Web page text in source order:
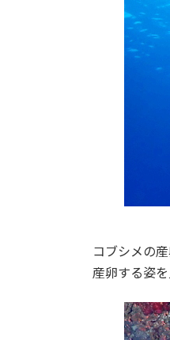
コブシメの
産卵する姿